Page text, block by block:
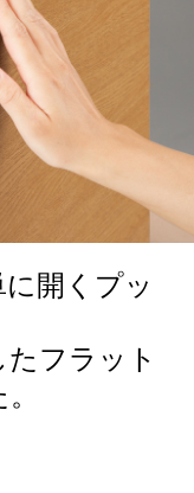
開くプッ
フラット